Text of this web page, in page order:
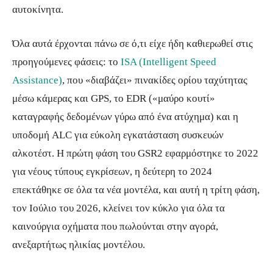
αυτοκίνητα.
Όλα αυτά έρχονται πάνω σε ό,τι είχε ήδη καθιερωθεί στις
προηγούμενες φάσεις: το ISA (Intelligent Speed
Assistance), που «διαβάζει» πινακίδες ορίου ταχύτητας
μέσω κάμερας και GPS, το EDR («μαύρο κουτί»
καταγραφής δεδομένων γύρω από ένα ατύχημα) και η
υποδομή ALC για εύκολη εγκατάσταση συσκευών
αλκοτέστ. Η πρώτη φάση του GSR2 εφαρμόστηκε το 2022
για νέους τύπους εγκρίσεων, η δεύτερη το 2024
επεκτάθηκε σε όλα τα νέα μοντέλα, και αυτή η τρίτη φάση,
τον Ιούλιο του 2026, κλείνει τον κύκλο για όλα τα
καινούργια οχήματα που πωλούνται στην αγορά,
ανεξαρτήτως ηλικίας μοντέλου.